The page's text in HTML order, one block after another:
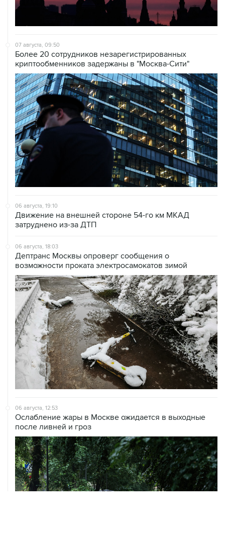
07 августа, 09:50
Более 20 сотрудников незарегистрированных
криптообменников задержаны в "Москва-Сити"
06 августа, 19:10
Движение на внешней стороне 54-го км МКАД
затруднено из-за ДТП
06 августа, 18:03
Дептранс Москвы опроверг сообщения о
возможности проката электросамокатов зимой
06 августа, 12:53
Ослабление жары в Москве ожидается в выходные
после ливней и гроз